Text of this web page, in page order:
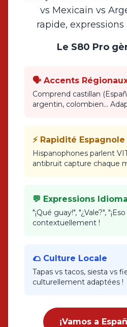
vs Mexicain vs
rapide,
Le S80 Pro
🗣️ Accents
Comprend castillan
argentin, colombien...
⚡ Rapidité Espagnole
Hispanophones parlent
antibruit capture chaque
💬 Expressions
"¡Qué guay!", "¿Vale?",
contextuellement !
🌮 Culture Locale
Tapas vs tacos, siesta vs
culturellement adaptées !
¡Vamos a